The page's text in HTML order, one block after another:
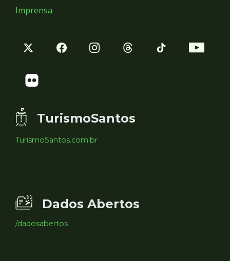
Imprensa
TurismoSantos
TurismoSantos.com.br
Dados Abertos
/dadosabertos